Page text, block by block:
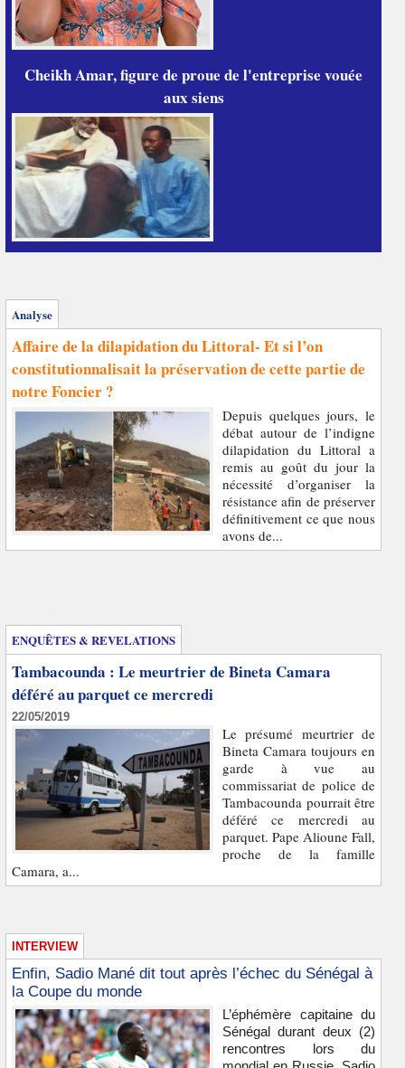
Cheikh Amar, figure de proue de l'entreprise vouée
aux siens
Analyse
Affaire de la dilapidation du Littoral- Et si l’on
constitutionnalisait la préservation de cette partie de
notre Foncier ?
Depuis quelques jours, le
débat autour de l’indigne
dilapidation du Littoral a
remis au goût du jour la
nécessité d’organiser la
résistance afin de préserver
définitivement ce que nous
avons de...
ENQUÊTES & REVELATIONS
Tambacounda : Le meurtrier de Bineta Camara
déféré au parquet ce mercredi
22/05/2019
Le présumé meurtrier de
Bineta Camara toujours en
garde à vue au
commissariat de police de
Tambacounda pourrait être
déféré ce mercredi au
parquet. Pape Alioune Fall,
proche de la famille
Camara, a...
INTERVIEW
Enfin, Sadio Mané dit tout après l’échec du Sénégal à
la Coupe du monde
L’éphémère capitaine du
Sénégal durant deux (2)
rencontres lors du